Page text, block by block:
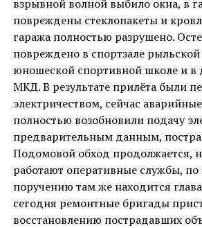
взрывной волной выбило окна, в
повреждены стеклопакеты и
гаража полностью разрушено.
повреждено в спортзале
юношеской спортивной школе и в
МКД. В результате прилёта были
электричеством, сейчас
полностью возобновили подачу
предварительным данным,
Подомовой обход продолжается,
работают оперативные службы,
поручению там же находится
сегодня ремонтные бригады
восстановлению пострадавших